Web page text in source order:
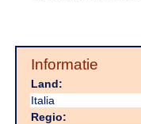
Informatie
Land:
Italia
Regio: